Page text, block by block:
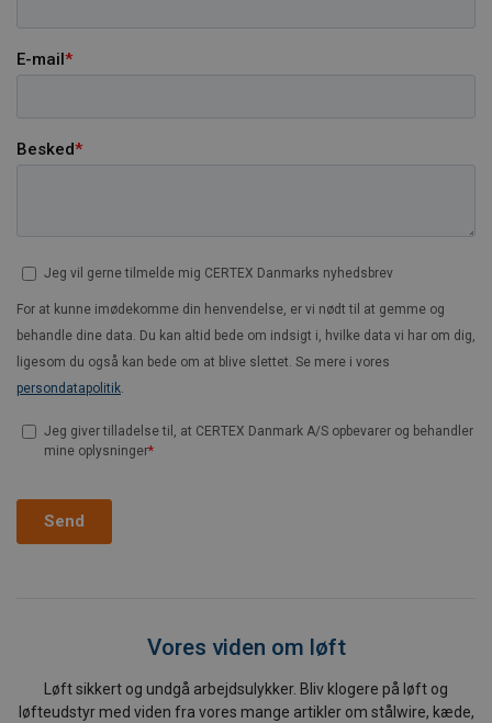
Vores viden om løft
Løft sikkert og undgå arbejdsulykker. Bliv klogere på løft og
løfteudstyr med viden fra vores mange artikler om stålwire, kæde,